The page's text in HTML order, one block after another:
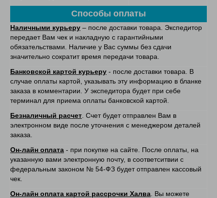
Способы оплаты
Наличными курьеру – после доставки товара. Экспедитор
передает Вам чек и накладную с гарантийными
обязательствами. Наличие у Вас суммы без сдачи
значительно сократит время передачи товара.
Банковской картой курьеру - после доставки товара. В
случае оплаты картой, указывать эту информацию в бланке
заказа в комментарии. У экспедитора будет при себе
терминал для приема оплаты банковской картой.
Безналичный расчет . Счет будет отправлен Вам в
электронном виде после уточнения с менеджером деталей
заказа.
Он-лайн оплата - при покупке на сайте. После оплаты, на
указанную вами электронную почту, в соответситвии с
федеральным законом № 54-ФЗ будет отправлен кассовый
чек.
Он-лайн оплата картой рассрочки Халва . Вы можете